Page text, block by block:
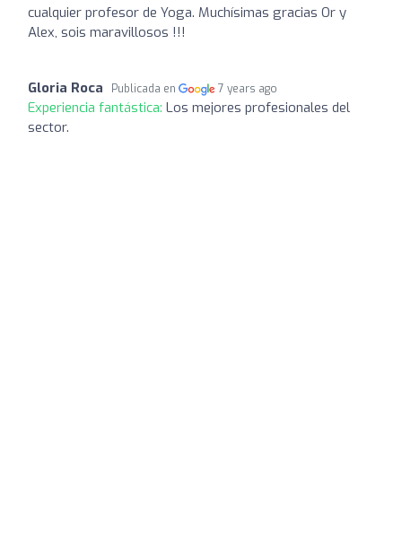
cualquier profesor de Yoga. Muchísimas gracias Or y
Alex, sois maravillosos !!!
Gloria Roca Publicada en 7 years ago
Experiencia fantástica: Los mejores profesionales del
sector.